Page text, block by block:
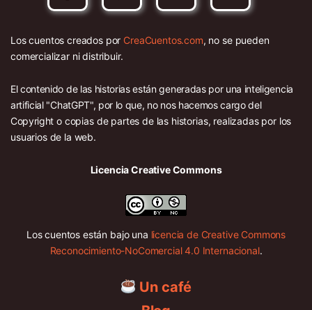
Los cuentos creados por CreaCuentos.com, no se pueden
comercializar ni distribuir.
El contenido de las historias están generadas por una inteligencia
artificial "ChatGPT", por lo que, no nos hacemos cargo del
Copyright o copias de partes de las historias, realizadas por los
usuarios de la web.
Licencia Creative Commons
Los cuentos están bajo una licencia de Creative Commons
Reconocimiento-NoComercial 4.0 Internacional.
Un café